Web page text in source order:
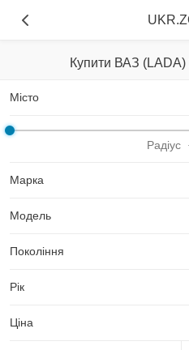
Купити ВАЗ (LADA)
Місто
Радіус
Марка
Модель
Покоління
Рік
Ціна